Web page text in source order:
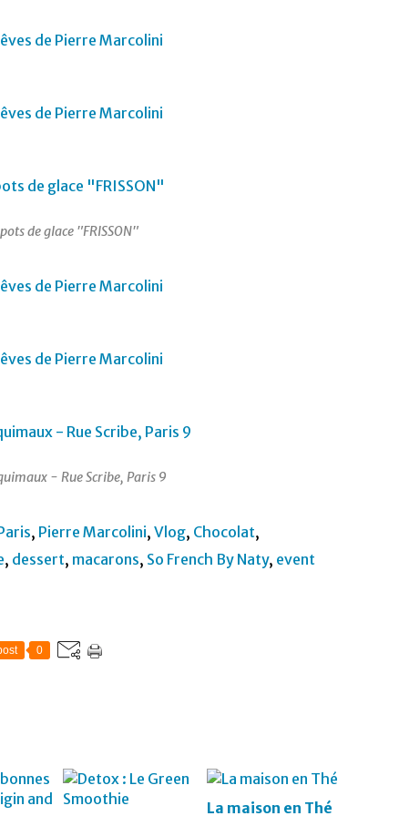
de glace "FRISSON"
- Rue Scribe, Paris 9
, Pierre Marcolini, Vlog, Chocolat,
, dessert, macarons, So French By Naty, event
0
La maison en Thé